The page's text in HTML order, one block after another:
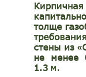
толще
стены из «
не менее
1.3 м.